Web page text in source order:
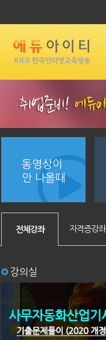
동영상이
안 나올때
전체강좌 자격증강좌
강의실